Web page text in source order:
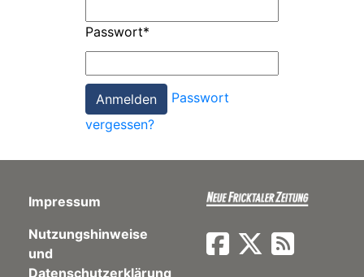
Paper
App
Passwort*
Passwort
vergessen?
Impressum
Nutzungshinweise
und
Datenschutzerklärung